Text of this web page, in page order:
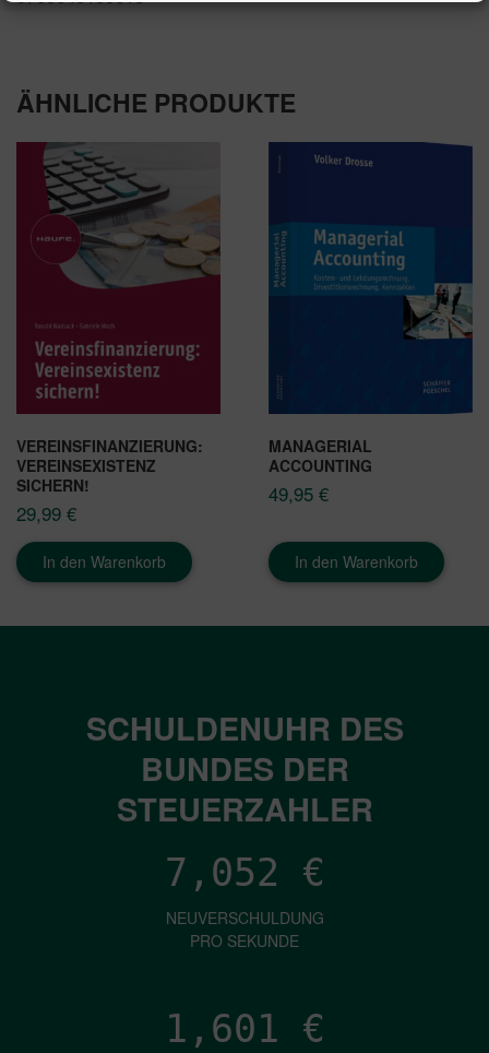
ÄHNLICHE PRODUKTE
VEREINSFINANZIERUNG:
VEREINSEXISTENZ
SICHERN!
29,99 €
In den Warenkorb
MANAGERIAL
ACCOUNTING
49,95 €
In den Warenkorb
SCHULDENUHR DES
BUNDES DER
STEUERZAHLER
7,052 €
NEUVERSCHULDUNG
PRO SEKUNDE
1,601 €